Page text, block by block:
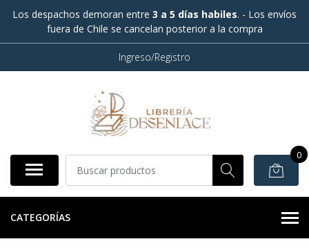
Los despachos demoran entre 3 a 5 días habiles. - Los envíos
fuera de Chile se cancelan posterior a la compra
Ingreso/Registro
0
CATEGORÍAS